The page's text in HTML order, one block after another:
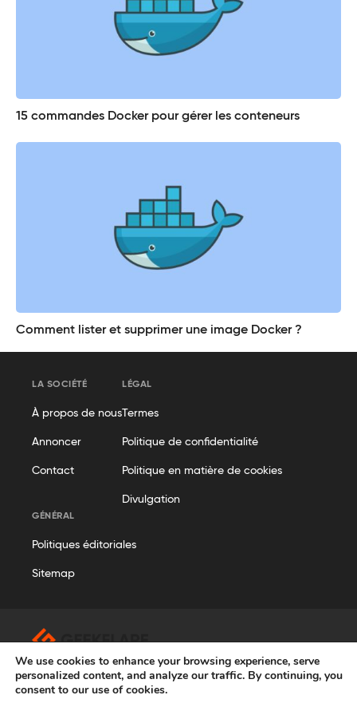
15 commandes Docker pour gérer les conteneurs
Comment lister et supprimer une image Docker ?
LA SOCIÉTÉ
À propos de nous
Annoncer
Contact
LÉGAL
Termes
Politique de confidentialité
Politique en matière de cookies
Divulgation
GÉNÉRAL
Politiques éditoriales
Sitemap
© Geekflare
Tous droits réservés. Geekflare® est une marque déposée.
We use cookies to enhance your browsing experience, serve
personalized content, and analyze our traffic. By continuing, you
consent to our use of cookies.